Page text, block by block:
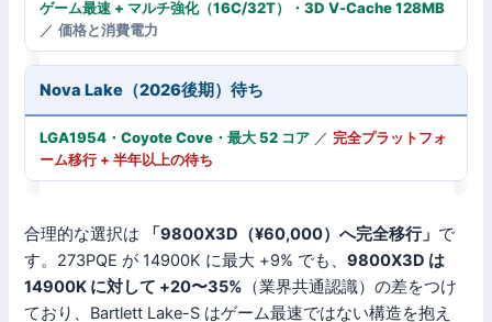
ゲーム最速 + マルチ強化（16C/32T）・3D V-Cache 128MB
／価格と消費電力
Nova Lake（2026後期）待ち
LGA1954・Coyote Cove・最大 52 コア ／完全プラットフォ
ーム移行 + 半年以上の待ち
合理的な選択は 「9800X3D（¥60,000）へ完全移行」 で
す。273PQE が 14900K に最大 +9% でも、9800X3D は
14900K に対して +20〜35% （業界共通認識）の差をつけ
ており、Bartlett Lake-S はゲーム最速ではない構造を抱え